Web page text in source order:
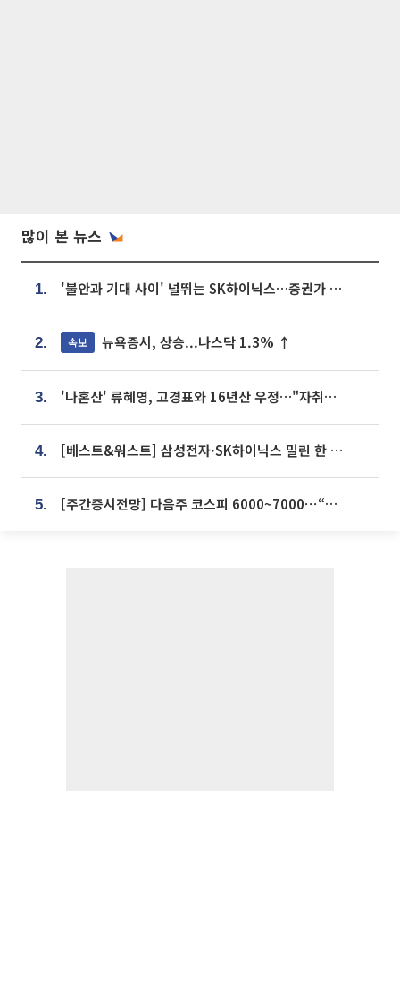
많이 본 뉴스
1. '불안과 기대 사이' 널뛰는 SK하이닉스…증권가 "HBM4·LTA 기반 펀터멘털 견고"
2. 속보 뉴욕증시, 상승...나스닥 1.3% ↑
3. '나혼산' 류혜영, 고경표와 16년산 우정…"자취방서 부모님과 마주쳐"
4. [베스트&워스트] 삼성전자·SK하이닉스 밀린 한 주…상상인증권은 85% 급등
5. [주간증시전망] 다음주 코스피 6000~7000⋯“外人 수급은 정책이 변수”